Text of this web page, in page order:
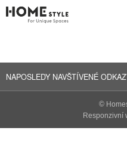
NAPOSLEDY NAVŠTÍVENÉ
©
Responzivní